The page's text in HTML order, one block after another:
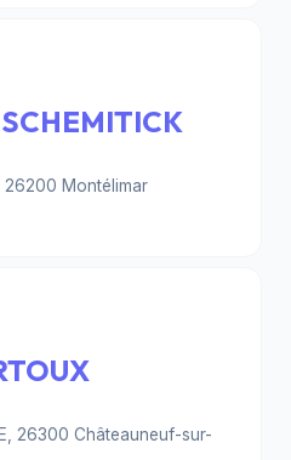
26200 Montélimar
26300 Châteauneuf-sur-